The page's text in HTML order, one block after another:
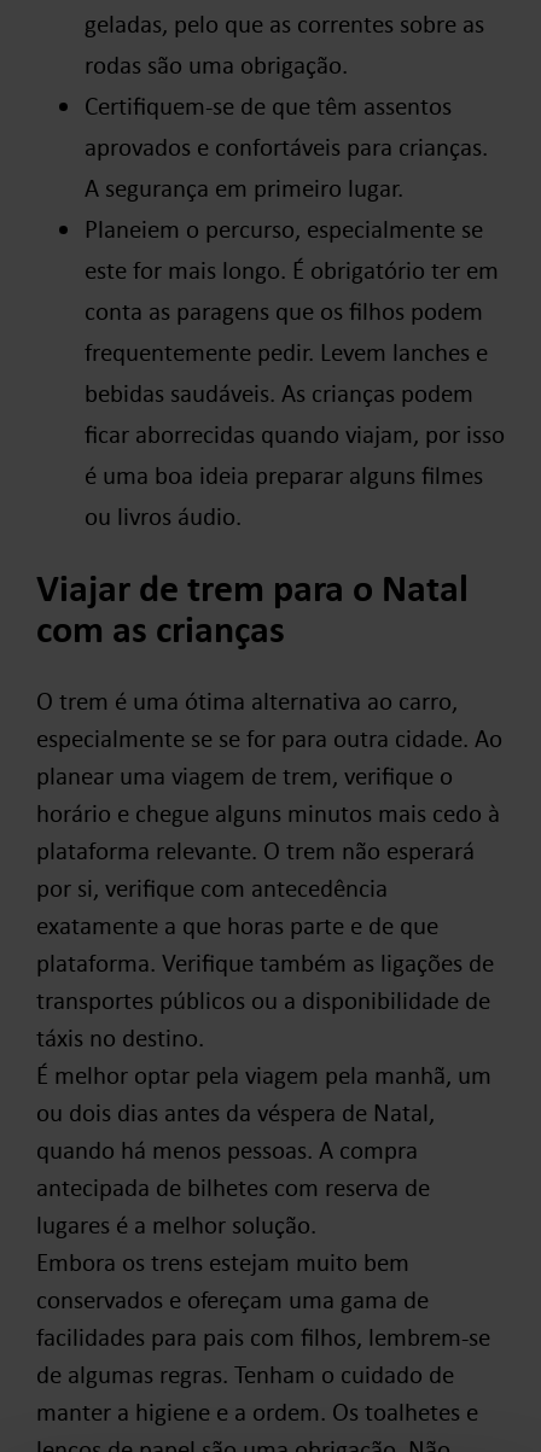
geladas, pelo que as correntes sobre as
rodas são uma obrigação.
Certifiquem-se de que têm assentos
aprovados e confortáveis para crianças.
A segurança em primeiro lugar.
Planeiem o percurso, especialmente se
este for mais longo. É obrigatório ter em
conta as paragens que os filhos podem
frequentemente pedir. Levem lanches e
bebidas saudáveis. As crianças podem
ficar aborrecidas quando viajam, por isso
é uma boa ideia preparar alguns filmes
ou livros áudio.
Viajar de trem para o Natal
com as crianças
O trem é uma ótima alternativa ao carro,
especialmente se se for para outra cidade. Ao
planear uma viagem de trem, verifique o
horário e chegue alguns minutos mais cedo à
plataforma relevante. O trem não esperará
por si, verifique com antecedência
exatamente a que horas parte e de que
plataforma. Verifique também as ligações de
transportes públicos ou a disponibilidade de
táxis no destino.
É melhor optar pela viagem pela manhã, um
ou dois dias antes da véspera de Natal,
quando há menos pessoas. A compra
antecipada de bilhetes com reserva de
lugares é a melhor solução.
Embora os trens estejam muito bem
conservados e ofereçam uma gama de
facilidades para pais com filhos, lembrem-se
de algumas regras. Tenham o cuidado de
manter a higiene e a ordem. Os toalhetes e